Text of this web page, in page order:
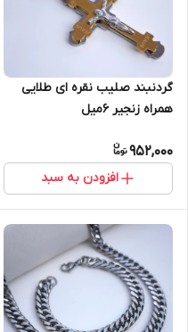
گردنبند صلیب نقره ای طلایی
همراه زنجیر ۶میل
952,000
افزودن به سبد